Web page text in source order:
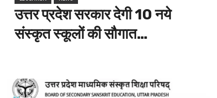
उत्तर प्रदेश सरकार देगी 10 नये
संस्कृत स्कूलों की सौगात…